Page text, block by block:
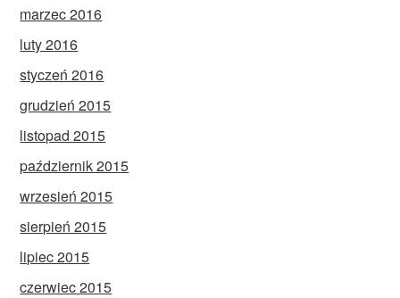
marzec 2016
luty 2016
styczeń 2016
grudzień 2015
listopad 2015
październik 2015
wrzesień 2015
sierpień 2015
lipiec 2015
czerwiec 2015